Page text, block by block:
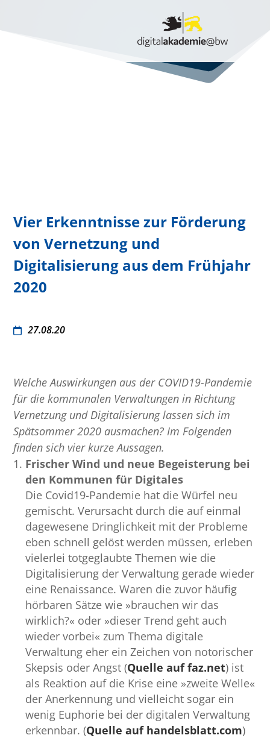
Vier Erkenntnisse zur Förderung
von Vernetzung und
Digitalisierung aus dem Frühjahr
2020
27.08.20
Welche Auswirkungen aus der COVID19-Pandemie
für die kommunalen Verwaltungen in Richtung
Vernetzung und Digitalisierung lassen sich im
Spätsommer 2020 ausmachen? Im Folgenden
finden sich vier kurze Aussagen.
Frischer Wind und neue Begeisterung bei
den Kommunen für Digitales
Die Covid19-Pandemie hat die Würfel neu
gemischt. Verursacht durch die auf einmal
dagewesene Dringlichkeit mit der Probleme
eben schnell gelöst werden müssen, erleben
vielerlei totgeglaubte Themen wie die
Digitalisierung der Verwaltung gerade wieder
eine Renaissance. Waren die zuvor häufig
hörbaren Sätze wie »brauchen wir das
wirklich?« oder »dieser Trend geht auch
wieder vorbei« zum Thema digitale
Verwaltung eher ein Zeichen von notorischer
Skepsis oder Angst (Quelle auf faz.net) ist
als Reaktion auf die Krise eine »zweite Welle«
der Anerkennung und vielleicht sogar ein
wenig Euphorie bei der digitalen Verwaltung
erkennbar. (Quelle auf handelsblatt.com)